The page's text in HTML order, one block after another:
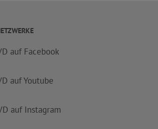
auf Facebook
auf Youtube
auf Instagram